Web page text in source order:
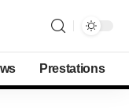
Prestations